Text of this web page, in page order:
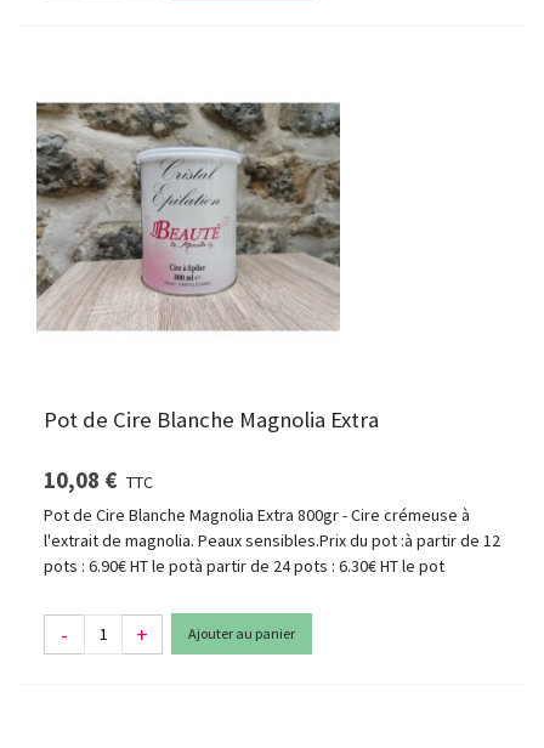
Pot de Cire Blanche Magnolia Extra
10,08 € TTC
Pot de Cire Blanche Magnolia Extra 800gr - Cire crémeuse à
l'extrait de magnolia. Peaux sensibles.Prix du pot :à partir de 12
pots : 6.90€ HT le potà partir de 24 pots : 6.30€ HT le pot
- + Ajouter au panier